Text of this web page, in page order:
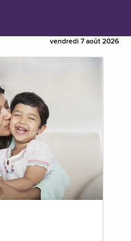
vendredi 7 août 2026